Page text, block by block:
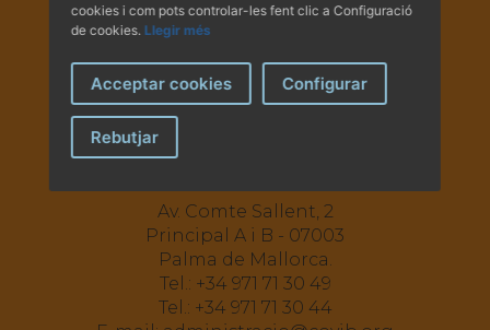
Av. Comte Sallent, 2
Principal A i B - 07003
Palma de Mallorca.
Tel.: +34 971 71 30 49
Tel.: +34 971 71 30 44
cookies i com pots controlar-les fent clic a Configuració
de cookies. Llegir més
Acceptar cookies Configurar
Rebutjar